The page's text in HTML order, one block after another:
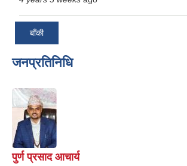
बाँकी
जनप्रतिनिधि
पुर्ण प्रसाद आचार्य